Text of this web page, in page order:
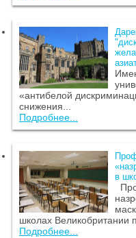
«антибелой
снижения...
Подробнее...
в
школах Великобритании
Подробнее...